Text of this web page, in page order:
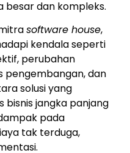
besar dan kompleks.
software house,
kendala seperti
perubahan
pengembangan, dan
solusi yang
bisnis jangka panjang
pada
tak terduga,